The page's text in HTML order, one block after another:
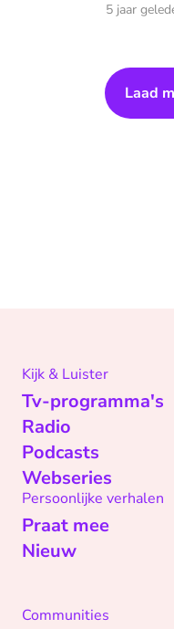
5 jaar
Laad
Kijk & Luister
Tv-programma's
Radio
Podcasts
Webseries
Persoonlijke verhalen
Praat mee
Nieuw
Communities